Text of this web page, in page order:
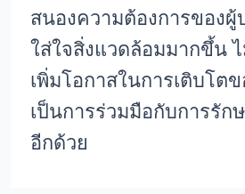
สนองความต้องการของ
ใส่ใจสิ่งแวดล้อมมากขึ้น
เพิ่มโอกาสในการเติบโต
เป็นการร่วมมือกับการรัก
อีกด้วย